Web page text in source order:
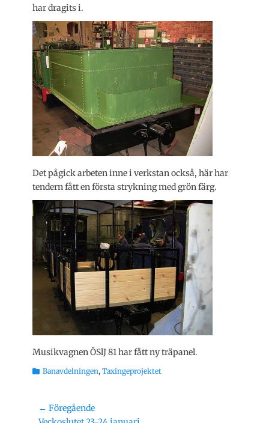
har dragits i.
Det pågick arbeten inne i verkstan också, här har
tendern fått en första strykning med grön färg.
Musikvagnen ÖSlJ 81 har fått ny träpanel.
Kategorier
Banavdelningen, Taxingeprojektet
Inläggsnavigering
← Föregående